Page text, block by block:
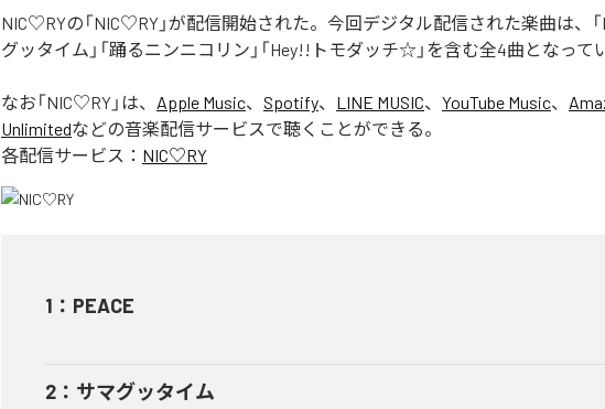
NIC♡RYの「NIC♡RY」が配信開始された。今回デジタル配信された楽曲は、「
グッタイム」「踊るニンニコリン」「Hey!!トモダッチ☆」を含む全4曲となって
なお「NIC♡RY 」は、 Apple Music、 Spotify、 LINE MUSIC、 YouTube Music、
Unlimitedなどの音楽配信サービスで聴くことができる。
各配信サービス： NIC♡RY
1 ： PEACE
2 ： サマグッタイム